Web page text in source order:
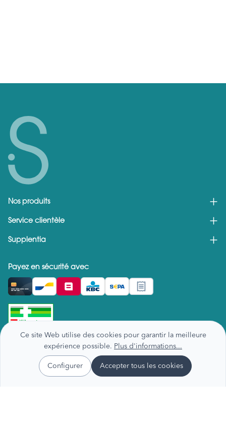
Nos produits
Service clientèle
Supplentia
Payez en sécurité avec
Gestion des données
Ce site Web utilise des cookies pour garantir la meilleure
expérience possible. Plus d'informations...
Configurer Accepter tous les cookies